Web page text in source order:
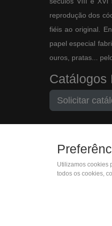
reprodução dos
fiéis ao original.
papel especial
ouros, pratas...
Catálogos
Solicitar
Utilizamos cookies
todos os cookies,